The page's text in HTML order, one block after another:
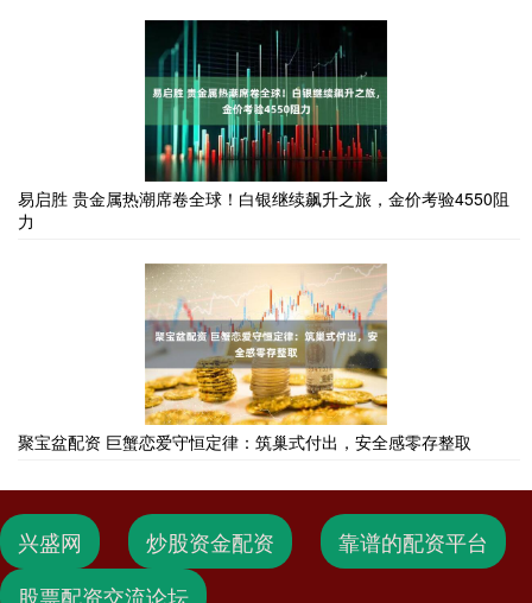
易启胜 贵金属热潮席卷全球！白银继续飙升之旅，金价考验4550阻
力
聚宝盆配资 巨蟹恋爱守恒定律：筑巢式付出，安全感零存整取
兴盛网 炒股资金配资
靠谱的配资平台
股票配资交流论坛